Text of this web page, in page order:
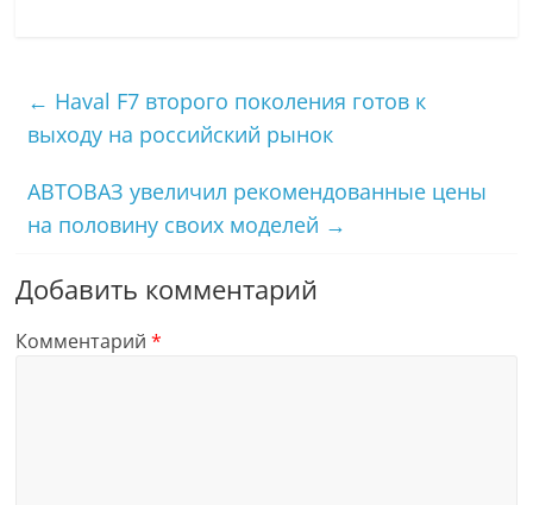
← Haval F7 второго поколения готов к
выходу на российский рынок
АВТОВАЗ увеличил рекомендованные цены
на половину своих моделей →
Добавить комментарий
Комментарий*